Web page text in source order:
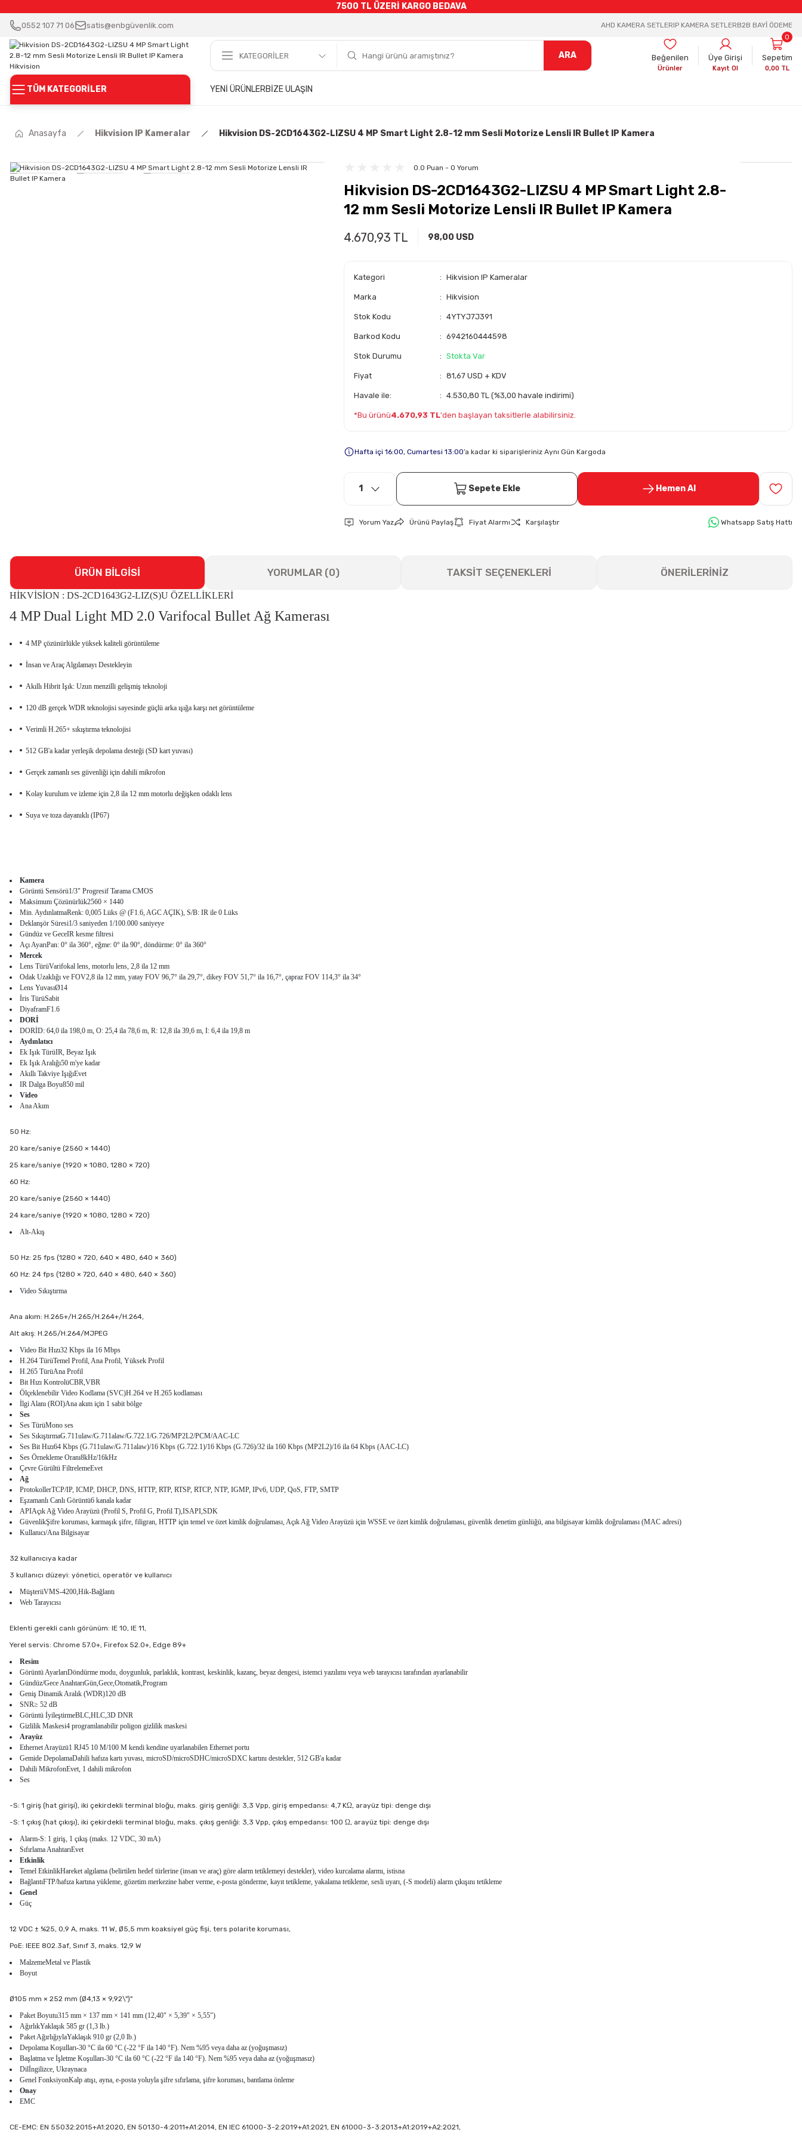
7500 TL ÜZERİ KARGO BEDAVA
0552 107 71 06 satis@enbgüvenlik.com AHD KAMERA SETLERIP KAMERA SETLERB2B BAYİ ÖDEME
ARA Beğenilen
Ürünler
Üye Girişi
Kayıt Ol
Sepetim
0,00 TL
0
TÜM KATEGORİLER YENİ ÜRÜNLERBİZE ULAŞIN
Anasayfa Hikvision IP Kameralar Hikvision DS-2CD1643G2-LIZSU 4 MP Smart Light 2.8-12 mm Sesli Motorize Lensli IR Bullet IP Kamera
0.0 Puan - 0 Yorum
Hikvision DS-2CD1643G2-LIZSU 4 MP Smart Light 2.8-
12 mm Sesli Motorize Lensli IR Bullet IP Kamera
4.670,93 TL 98,00 USD
Kategori Hikvision IP Kameralar
Marka Hikvision
Stok Kodu 4YTYJ7J391
Barkod Kodu 6942160444598
Stok Durumu Stokta Var
Fiyat 81,67 USD + KDV
Havale ile: 4.530,80 TL (%3,00 havale indirimi)
*Bu ürünü4.670,93 TL'den başlayan taksitlerle alabilirsiniz.
Hafta içi 16:00, Cumartesi 13:00’a kadar ki siparişleriniz Aynı Gün Kargoda
Sepete Ekle Hemen Al
Yorum Yaz Ürünü Paylaş Fiyat Alarmı Karşılaştır Whatsapp Satış Hattı
ÜRÜN BİLGİSİ YORUMLAR (0) TAKSİT SEÇENEKLERİ ÖNERİLERİNİZ
HİKVİSİON : DS-2CD1643G2-LIZ(S)U ÖZELLİKLERİ
4 MP Dual Light MD 2.0 Varifocal Bullet Ağ Kamerası
4 MP çözünürlükle yüksek kaliteli görüntüleme
İnsan ve Araç Algılamayı Destekleyin
Akıllı Hibrit Işık: Uzun menzilli gelişmiş teknoloji
120 dB gerçek WDR teknolojisi sayesinde güçlü arka ışığa karşı net görüntüleme
Verimli H.265+ sıkıştırma teknolojisi
512 GB'a kadar yerleşik depolama desteği (SD kart yuvası)
Gerçek zamanlı ses güvenliği için dahili mikrofon
Kolay kurulum ve izleme için 2,8 ila 12 mm motorlu değişken odaklı lens
Suya ve toza dayanıklı (IP67)
Kamera
Görüntü Sensörü1/3" Progresif Tarama CMOS
Maksimum Çözünürlük2560 × 1440
Min. AydınlatmaRenk: 0,005 Lüks @ (F1.6, AGC AÇIK), S/B: IR ile 0 Lüks
Deklanşör Süresi1/3 saniyeden 1/100.000 saniyeye
Gündüz ve GeceIR kesme filtresi
Açı AyarıPan: 0° ila 360°, eğme: 0° ila 90°, döndürme: 0° ila 360°
Mercek
Lens TürüVarifokal lens, motorlu lens, 2,8 ila 12 mm
Odak Uzaklığı ve FOV2,8 ila 12 mm, yatay FOV 96,7° ila 29,7°, dikey FOV 51,7° ila 16,7°, çapraz FOV 114,3° ila 34°
Lens YuvasıØ14
İris TürüSabit
DiyaframF1.6
DORİ
DORİD: 64,0 ila 198,0 m, O: 25,4 ila 78,6 m, R: 12,8 ila 39,6 m, I: 6,4 ila 19,8 m
Aydınlatıcı
Ek Işık TürüIR, Beyaz Işık
Ek Işık Aralığı50 m'ye kadar
Akıllı Takviye IşığıEvet
IR Dalga Boyu850 mil
Video
Ana Akım
50 Hz:
20 kare/saniye (2560 × 1440)
25 kare/saniye (1920 × 1080, 1280 × 720)
60 Hz:
20 kare/saniye (2560 × 1440)
24 kare/saniye (1920 × 1080, 1280 × 720)
Alt-Akış
50 Hz: 25 fps (1280 × 720, 640 × 480, 640 × 360)
60 Hz: 24 fps (1280 × 720, 640 × 480, 640 × 360)
Video Sıkıştırma
Ana akım: H.265+/H.265/H.264+/H.264,
Alt akış: H.265/H.264/MJPEG
Video Bit Hızı32 Kbps ila 16 Mbps
H.264 TürüTemel Profil, Ana Profil, Yüksek Profil
H.265 TürüAna Profil
Bit Hızı KontrolüCBR,VBR
Ölçeklenebilir Video Kodlama (SVC)H.264 ve H.265 kodlaması
İlgi Alanı (ROI)Ana akım için 1 sabit bölge
Ses
Ses TürüMono ses
Ses SıkıştırmaG.711ulaw/G.711alaw/G.722.1/G.726/MP2L2/PCM/AAC-LC
Ses Bit Hızı64 Kbps (G.711ulaw/G.711alaw)/16 Kbps (G.722.1)/16 Kbps (G.726)/32 ila 160 Kbps (MP2L2)/16 ila 64 Kbps (AAC-LC)
Ses Örnekleme Oranı8kHz/16kHz
Çevre Gürültü FiltrelemeEvet
Ağ
ProtokollerTCP/IP, ICMP, DHCP, DNS, HTTP, RTP, RTSP, RTCP, NTP, IGMP, IPv6, UDP, QoS, FTP, SMTP
Eşzamanlı Canlı Görüntü6 kanala kadar
APIAçık Ağ Video Arayüzü (Profil S, Profil G, Profil T),ISAPI,SDK
GüvenlikŞifre koruması, karmaşık şifre, filigran, HTTP için temel ve özet kimlik doğrulaması, Açık Ağ Video Arayüzü için WSSE ve özet kimlik doğrulaması, güvenlik denetim günlüğü, ana bilgisayar kimlik doğrulaması (MAC adresi)
Kullanıcı/Ana Bilgisayar
32 kullanıcıya kadar
3 kullanıcı düzeyi: yönetici, operatör ve kullanıcı
MüşteriiVMS-4200,Hik-Bağlantı
Web Tarayıcısı
Eklenti gerekli canlı görünüm: IE 10, IE 11,
Yerel servis: Chrome 57.0+, Firefox 52.0+, Edge 89+
Resim
Görüntü AyarlarıDöndürme modu, doygunluk, parlaklık, kontrast, keskinlik, kazanç, beyaz dengesi, istemci yazılımı veya web tarayıcısı tarafından ayarlanabilir
Gündüz/Gece AnahtarıGün,Gece,Otomatik,Program
Geniş Dinamik Aralık (WDR)120 dB
SNR≥ 52 dB
Görüntü İyileştirmeBLC,HLC,3D DNR
Gizlilik Maskesi4 programlanabilir poligon gizlilik maskesi
Arayüz
Ethernet Arayüzü1 RJ45 10 M/100 M kendi kendine uyarlanabilen Ethernet portu
Gemide DepolamaDahili hafıza kartı yuvası, microSD/microSDHC/microSDXC kartını destekler, 512 GB'a kadar
Dahili MikrofonEvet, 1 dahili mikrofon
Ses
-S: 1 giriş (hat girişi), iki çekirdekli terminal bloğu, maks. giriş genliği: 3,3 Vpp, giriş empedansı: 4,7 KΩ, arayüz tipi: denge dışı
-S: 1 çıkış (hat çıkışı), iki çekirdekli terminal bloğu, maks. çıkış genliği: 3,3 Vpp, çıkış empedansı: 100 Ω, arayüz tipi: denge dışı
Alarm-S: 1 giriş, 1 çıkış (maks. 12 VDC, 30 mA)
Sıfırlama AnahtarıEvet
Etkinlik
Temel EtkinlikHareket algılama (belirtilen hedef türlerine (insan ve araç) göre alarm tetiklemeyi destekler), video kurcalama alarmı, istisna
BağlantıFTP/hafıza kartına yükleme, gözetim merkezine haber verme, e-posta gönderme, kayıt tetikleme, yakalama tetikleme, sesli uyarı, (-S modeli) alarm çıkışını tetikleme
Genel
Güç
12 VDC ± %25, 0,9 A, maks. 11 W, Ø5,5 mm koaksiyel güç fişi, ters polarite koruması,
PoE: IEEE 802.3af, Sınıf 3, maks. 12,9 W
MalzemeMetal ve Plastik
Boyut
Ø105 mm × 252 mm (Ø4,13 × 9,92\")"
Paket Boyutu315 mm × 137 mm × 141 mm (12,40" × 5,39" × 5,55")
AğırlıkYaklaşık 585 gr (1,3 lb.)
Paket AğırlığıylaYaklaşık 910 gr (2,0 lb.)
Depolama Koşulları-30 °C ila 60 °C (-22 °F ila 140 °F). Nem %95 veya daha az (yoğuşmasız)
Başlatma ve İşletme Koşulları-30 °C ila 60 °C (-22 °F ila 140 °F). Nem %95 veya daha az (yoğuşmasız)
Dilİngilizce, Ukraynaca
Genel FonksiyonKalp atışı, ayna, e-posta yoluyla şifre sıfırlama, şifre koruması, bantlama önleme
Onay
EMC
CE-EMC: EN 55032:2015+A1:2020, EN 50130-4:2011+A1:2014, EN IEC 61000-3-2:2019+A1:2021, EN 61000-3-3:2013+A1:2019+A2:2021,